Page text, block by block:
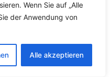
Wenn Sie auf „Alle
der Anwendung von
Alle akzeptieren